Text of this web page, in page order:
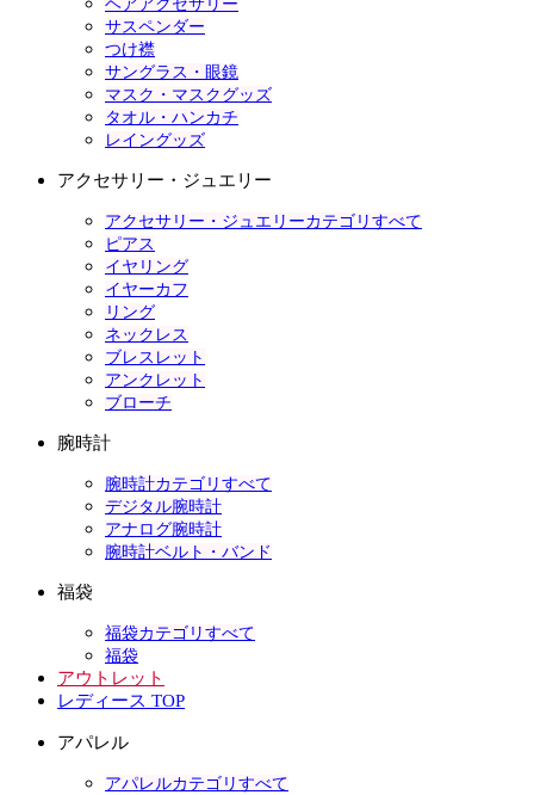
ヘアアクセサリー
サスペンダー
つけ襟
サングラス・眼鏡
マスク・マスクグッズ
タオル・ハンカチ
レイングッズ
アクセサリー・ジュエリー
アクセサリー・ジュエリーカテゴリすべて
ピアス
イヤリング
イヤーカフ
リング
ネックレス
ブレスレット
アンクレット
ブローチ
腕時計
腕時計カテゴリすべて
デジタル腕時計
アナログ腕時計
腕時計ベルト・バンド
福袋
福袋カテゴリすべて
福袋
アウトレット
レディース TOP
アパレル
アパレルカテゴリすべて